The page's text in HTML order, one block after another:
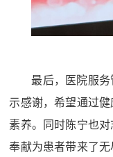
最后，医院服
示感谢，希望通过
素养。同时陈宁也
奉献为患者带来了